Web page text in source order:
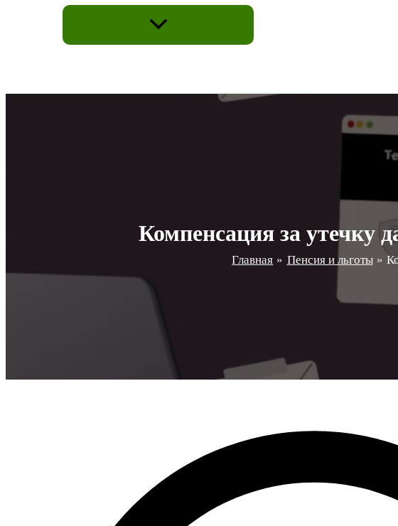
ПЕРЕКЛЮЧАТЕЛЬ
Компенсация за утечку
Главная Пенсия и льготы